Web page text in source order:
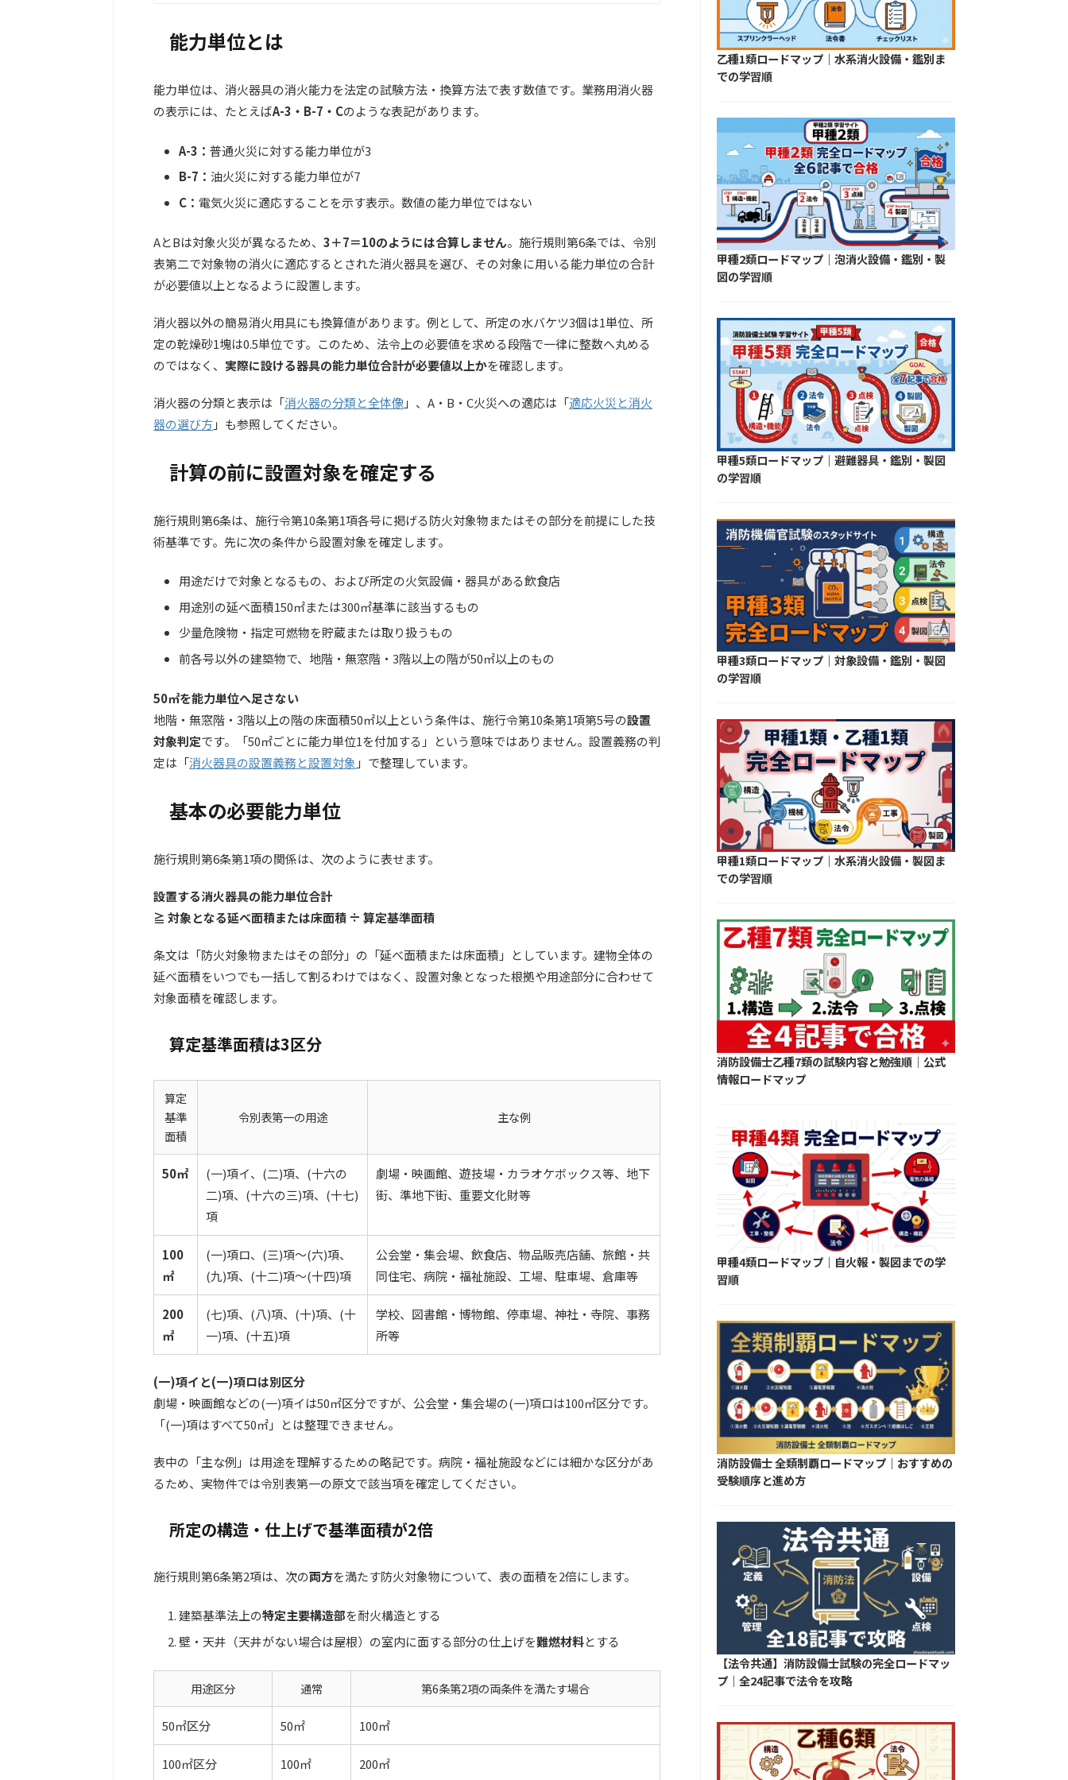
能力単位とは
能力単位は、消火器具の消火能力を法定の試験方法・換算方法で表す数値です。業務用消火器
の表示には、たとえばA-3・B-7・Cのような表記があります。
A-3： 普通火災に対する能力単位が3
B-7： 油火災に対する能力単位が7
C： 電気火災に適応することを示す表示。数値の能力単位ではない
AとBは対象火災が異なるため、 3＋7＝10のようには合算しません。施行規則第6条では、令別
表第二で対象物の消火に適応するとされた消火器具を選び、その対象に用いる能力単位の合計
が必要値以上となるように設置します。
消火器以外の簡易消火用具にも換算値があります。例として、所定の水バケツ3個は1単位、所
定の乾燥砂1塊は0.5単位です。このため、法令上の必要値を求める段階で一律に整数へ丸める
のではなく、 実際に設ける器具の能力単位合計が必要値以上かを確認します。
消火器の分類と表示は「消火器の分類と全体像」、A・B・C火災への適応は「適応火災と消火
器の選び方」も参照してください。
計算の前に設置対象を確定する
施行規則第6条は、施行令第10条第1項各号に掲げる防火対象物またはその部分を前提にした技
術基準です。先に次の条件から設置対象を確定します。
用途だけで対象となるもの、および所定の火気設備・器具がある飲食店
用途別の延べ面積150㎡または300㎡基準に該当するもの
少量危険物・指定可燃物を貯蔵または取り扱うもの
前各号以外の建築物で、地階・無窓階・3階以上の階が50㎡以上のもの
50㎡を能力単位へ足さない
地階・無窓階・3階以上の階の床面積50㎡以上という条件は、施行令第10条第1項第5号の設置
対象判定です。「50㎡ごとに能力単位1を付加する」という意味ではありません。設置義務の判
定は「消火器具の設置義務と設置対象 」で整理しています。
基本の必要能力単位
施行規則第6条第1項の関係は、次のように表せます。
設置する消火器具の能力単位合計
≧ 対象となる延べ面積または床面積 ÷ 算定基準面積
条文は「防火対象物またはその部分」の「延べ面積または床面積」としています。建物全体の
延べ面積をいつでも一括して割るわけではなく、設置対象となった根拠や用途部分に合わせて
対象面積を確認します。
算定基準面積は3区分
算定
基準
面積
令別表第一の用途 主な例
50㎡
(一)項イ、(二)項、(十六の
二)項、(十六の三)項、(十七)
項
劇場・映画館、遊技場・カラオケボックス等、地下
街、準地下街、重要文化財等
100
㎡
(一)項ロ、(三)項〜(六)項、
(九)項、(十二)項〜(十四)項
公会堂・集会場、飲食店、物品販売店舗、旅館・共
同住宅、病院・福祉施設、工場、駐車場、倉庫等
200
㎡
(七)項、(八)項、(十)項、(十
一)項、(十五)項
学校、図書館・博物館、停車場、神社・寺院、事務
所等
(一)項イと(一)項ロは別区分
劇場・映画館などの(一)項イは50㎡区分ですが、公会堂・集会場の(一)項ロは100㎡区分です。
「(一)項はすべて50㎡」とは整理できません。
表中の「主な例」は用途を理解するための略記です。病院・福祉施設などには細かな区分があ
るため、実物件では令別表第一の原文で該当項を確定してください。
所定の構造・仕上げで基準面積が2倍
施行規則第6条第2項は、次の両方を満たす防火対象物について、表の面積を2倍にします。
建築基準法上の特定主要構造部を耐火構造とする
壁・天井（天井がない場合は屋根）の室内に面する部分の仕上げを難燃材料とする
用途区分 通常 第6条第2項の両条件を満たす場合
50㎡区分 50㎡ 100㎡
100㎡区分 100㎡ 200㎡
乙種1類ロードマップ｜水系消火設備・鑑別ま
での学習順
甲種2類ロードマップ｜泡消火設備・鑑別・製
図の学習順
甲種5類ロードマップ｜避難器具・鑑別・製図
の学習順
甲種3類ロードマップ｜対象設備・鑑別・製図
の学習順
甲種1類ロードマップ｜水系消火設備・製図ま
での学習順
消防設備士乙種7類の試験内容と勉強順｜公式
情報ロードマップ
甲種4類ロードマップ｜自火報・製図までの学
習順
消防設備士 全類制覇ロードマップ｜おすすめの
受験順序と進め方
【法令共通】消防設備士試験の完全ロードマッ
プ｜全24記事で法令を攻略